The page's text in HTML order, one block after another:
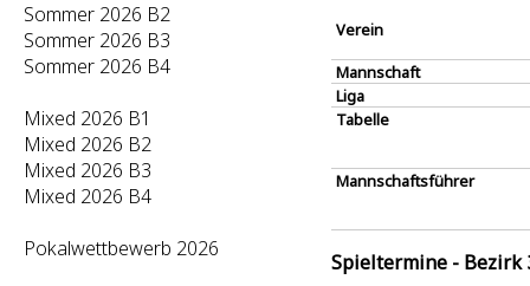
Sommer 2026 B2
Sommer 2026 B3
Sommer 2026 B4
Mixed 2026 B1
Mixed 2026 B2
Mixed 2026 B3
Mixed 2026 B4
Pokalwettbewerb 2026
Verein
Mannschaft
Liga
Tabelle
Mannschaftsführer
Spieltermine - Bezirk